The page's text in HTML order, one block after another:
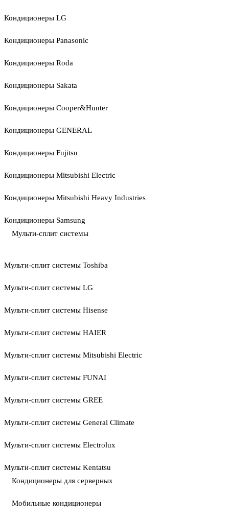
Кондиционеры LG
Кондиционеры Panasonic
Кондиционеры Roda
Кондиционеры Sakata
Кондиционеры Cooper&Hunter
Кондиционеры GENERAL
Кондиционеры Fujitsu
Кондиционеры Mitsubishi Electric
Кондиционеры Mitsubishi Heavy Industries
Кондиционеры Samsung
Мульти-сплит системы
Мульти-сплит системы Toshiba
Мульти-сплит системы LG
Мульти-сплит системы Hisense
Мульти-сплит системы HAIER
Мульти-сплит системы Mitsubishi Electric
Мульти-сплит системы FUNAI
Мульти-сплит системы GREE
Мульти-сплит системы General Climate
Мульти-сплит системы Electrolux
Мульти-сплит системы Kentatsu
Кондиционеры для серверных
Мобильные кондиционеры